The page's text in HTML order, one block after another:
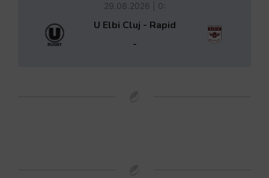
29.08.2026 | 0:
U Elbi Cluj - Rapid
-